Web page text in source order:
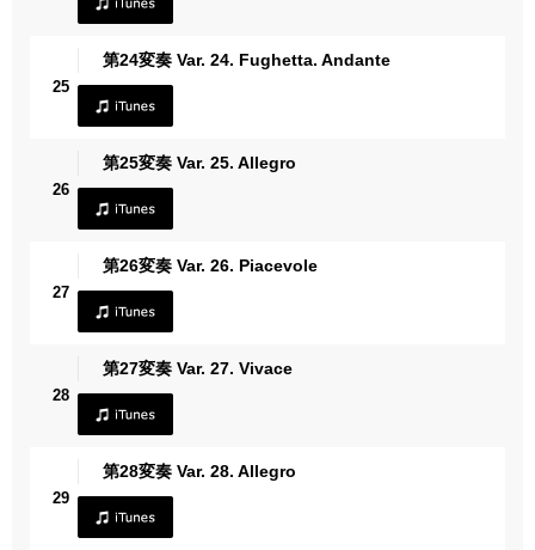
25
第24変奏 Var. 24. Fughetta. Andante
26
第25変奏 Var. 25. Allegro
27
第26変奏 Var. 26. Piacevole
28
第27変奏 Var. 27. Vivace
29
第28変奏 Var. 28. Allegro